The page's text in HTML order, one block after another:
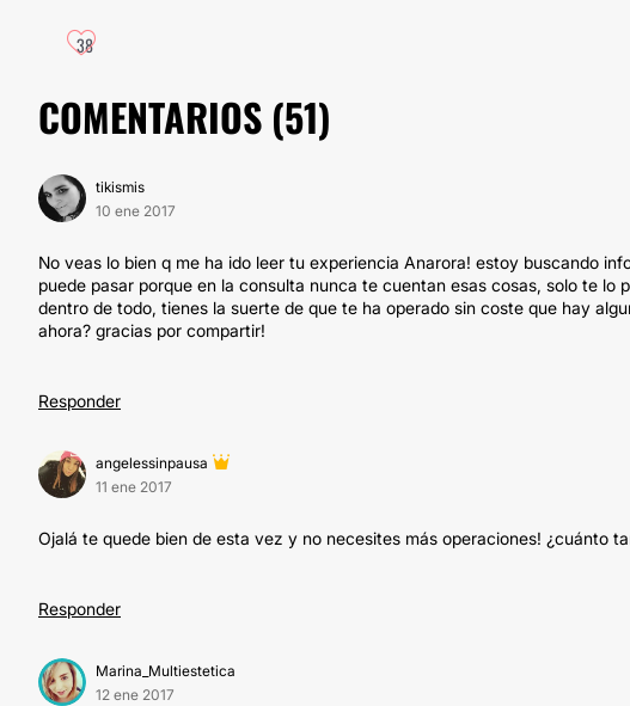
38
COMENTARIOS (51)
tikismis
10 ene 2017
No veas lo bien q me ha ido leer tu experiencia Anarora! estoy buscando
puede pasar porque en la consulta nunca te cuentan esas cosas, solo te
dentro de todo, tienes la suerte de que te ha operado sin coste que hay
ahora? gracias por compartir!
Responder
angelessinpausa
11 ene 2017
Ojalá te quede bien de esta vez y no necesites más operaciones! ¿cuánto
Responder
Marina_Multiestetica
12 ene 2017